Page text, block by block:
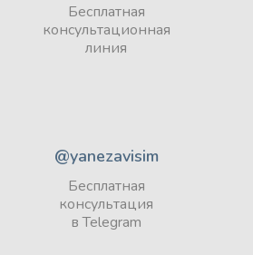
Бесплатная
консультационная
линия
@yanezavisim
Бесплатная
консультация
в Telegram